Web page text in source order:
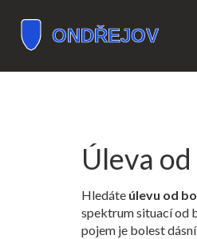
Úleva
Hledáte úlevu od
spektrum situací od
pojem je bolest dásní